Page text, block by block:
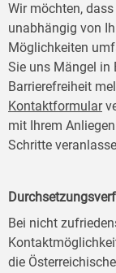
Wir möchten,
unabhängig von
Möglichkeiten
Sie uns Mängel in
Barrierefreiheit
Kontaktformular
mit Ihrem
Schritte
Bei nicht
die